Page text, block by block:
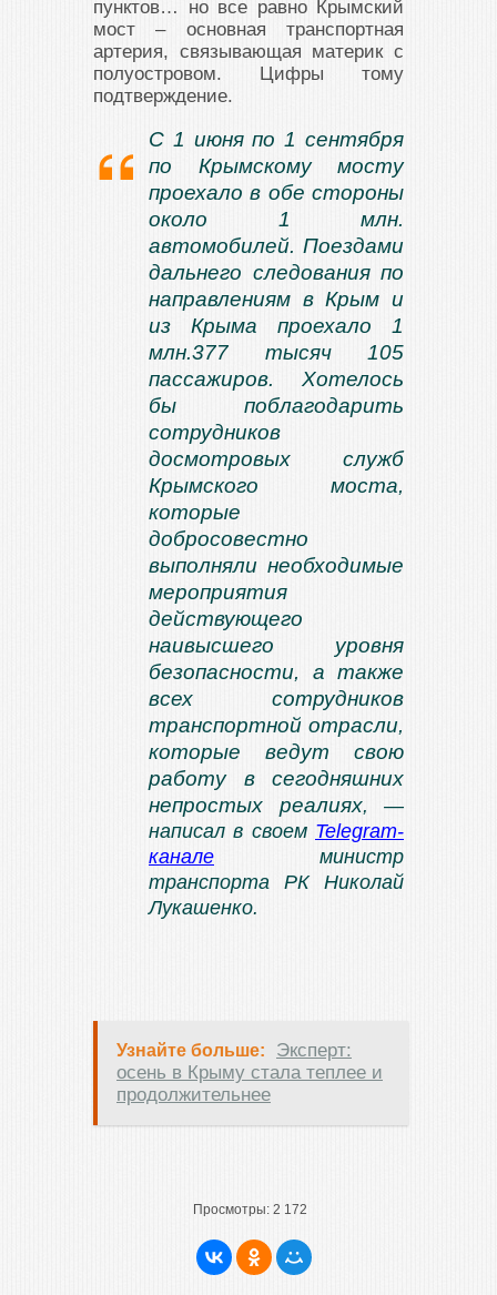
пунктов… но все равно Крымский
мост – основная транспортная
артерия, связывающая материк с
полуостровом. Цифры тому
подтверждение.
С 1 июня по 1 сентября
по Крымскому мосту
проехало в обе стороны
около 1 млн.
автомобилей. Поездами
дальнего следования по
направлениям в Крым и
из Крыма проехало 1
млн.377 тысяч 105
пассажиров. Хотелось
бы поблагодарить
сотрудников
досмотровых служб
Крымского моста,
которые
добросовестно
выполняли необходимые
мероприятия
действующего
наивысшего уровня
безопасности, а также
всех сотрудников
транспортной отрасли,
которые ведут свою
работу в сегодняшних
непростых реалиях, —
написал в своем Telegram-
канале министр
транспорта РК Николай
Лукашенко.
Узнайте больше:
Эксперт:
осень в Крыму стала теплее и
продолжительнее
Просмотры: 2 172